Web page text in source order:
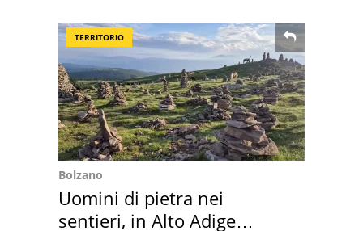
TERRITORIO
Bolzano
Uomini di pietra nei
sentieri, in Alto Adige